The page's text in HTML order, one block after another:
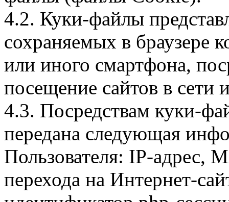
4.2. Куки-файлы
сохраняемых в браузере
или иного смартфона,
посещение сайтов в сети
4.3. Посредствам куки-
передана следующая
Пользователя: IP-адрес,
перехода на Интернет-